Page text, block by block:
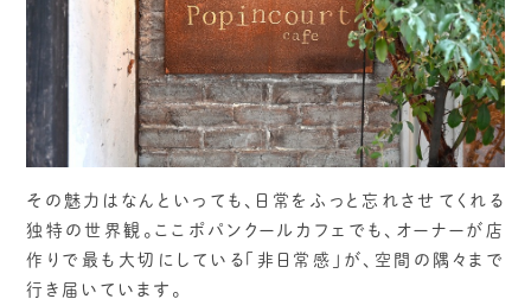
その魅力はなんといっても、日常をふっと忘れさせてくれる
独特の世界観。ここポパンクールカフェでも、オーナーが店
作りで最も大切にしている「非日常感」が、空間の隅々まで
行き届いています。